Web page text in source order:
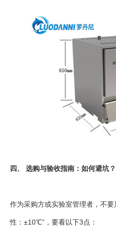
四、 选购与验收指南：如何避坑？
作为采购方或实验室管理者，不
性：±10℃”，要看以下3点：